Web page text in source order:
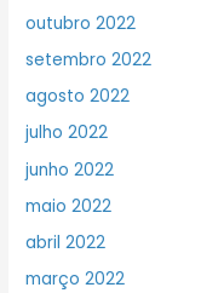
outubro 2022
setembro 2022
agosto 2022
julho 2022
junho 2022
maio 2022
abril 2022
março 2022